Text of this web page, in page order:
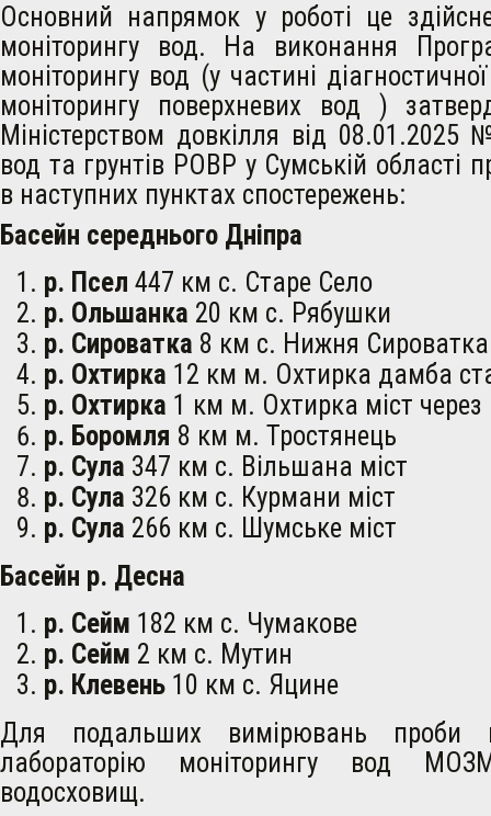
Основний напрямок у роботі це
моніторингу вод. На виконання
моніторингу вод (у частині
моніторингу поверхневих вод )
Міністерством довкілля від 08.01.2025
вод та грунтів РОВР у Сумській області
в наступних пунктах спостережень:
Басейн середнього Дніпра
р. Псел 447 км с. Старе Село
р. Ольшанка 20 км с. Рябушки
р. Сироватка 8 км с. Нижня Сироватка
р. Охтирка 12 км м. Охтирка дамба
р. Охтирка 1 км м. Охтирка міст через
р. Боромля 8 км м. Тростянець
р. Сула 347 км с. Вільшана міст
р. Сула 326 км с. Курмани міст
р. Сула 266 км с. Шумське міст
Басейн р. Десна
р. Сейм 182 км с. Чумакове
р. Сейм 2 км с. Мутин
р. Клевень 10 км с. Яцине
Для подальших вимірювань проби
лабораторію моніторингу вод
водосховищ.